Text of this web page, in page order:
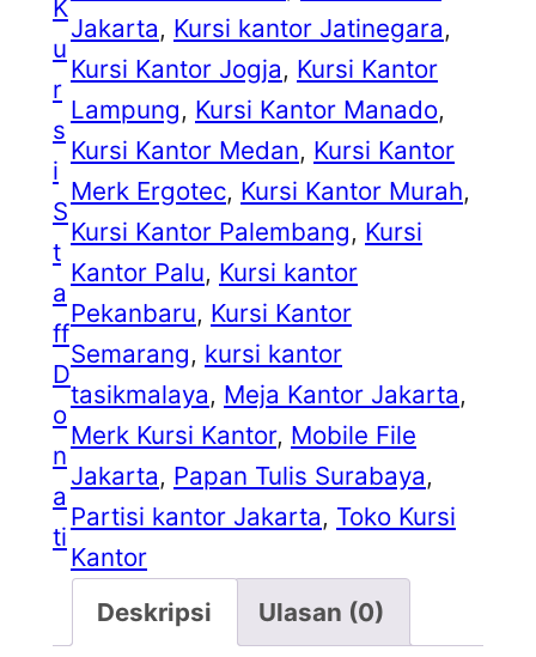
K
u
r
s
i
S
t
a
ff
D
o
n
a
ti
Jakarta, Kursi kantor Jatinegara
Kursi Kantor Jogja, Kursi Kantor
Lampung, Kursi Kantor Manado
Kursi Kantor Medan, Kursi Kantor
Merk Ergotec, Kursi Kantor Murah
Kursi Kantor Palembang, Kursi
Kantor Palu, Kursi kantor
Pekanbaru, Kursi Kantor
Semarang, kursi kantor
tasikmalaya, Meja Kantor Jakarta
Merk Kursi Kantor, Mobile File
Jakarta, Papan Tulis Surabaya
Partisi kantor Jakarta, Toko Kursi
Kantor
Deskripsi
Ulasan (0)